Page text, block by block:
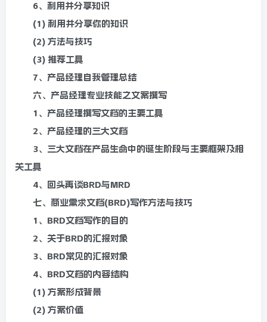
6、利用并分享知识
(1) 利用并分享你的知识
(2) 方法与技巧
(3) 推荐工具
7、产品经理自我管理总结
六、产品经理专业技能之文案撰写
1、产品经理撰写文档的主要工具
2、产品经理的三大文档
3、三大文档在产品生命中的诞生阶段与主要框架及相
关工具
4、回头再谈BRD与MRD
七、商业需求文档(BRD)写作方法与技巧
1、BRD文档写作的目的
2、关于BRD的汇报对象
3、BRD常见的汇报对象
4、BRD文档的内容结构
(1) 方案形成背景
(2) 方案价值